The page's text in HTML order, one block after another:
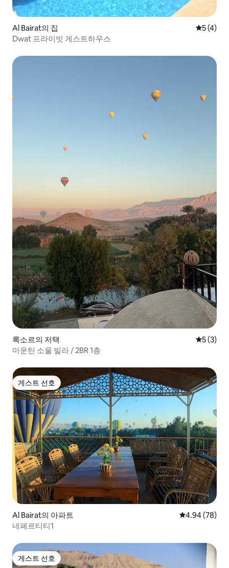
Al Bairat의 집 평점 5점
5 (4)
Dwat 프라이빗 게스트하우스
록소르의 저택 평점 5점
5 (3)
마운틴 소울 빌라 / 2BR 1층
게스트 선호
게스트 선호
Al Bairat의 아파트 평점 4.94점(5
4.94 (78)
네페르티티1
게스트 선호
게스트 선호